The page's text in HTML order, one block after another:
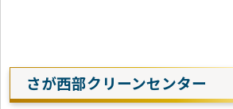
さが西部クリーンセンター